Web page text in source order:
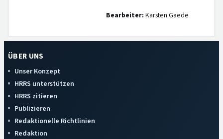
Bearbeiter: Karsten Gaede
ÜBER UNS
Unser Konzept
HRRS unterstützen
HRRS zitieren
Publizieren
Redaktionelle Richtlinien
Redaktion